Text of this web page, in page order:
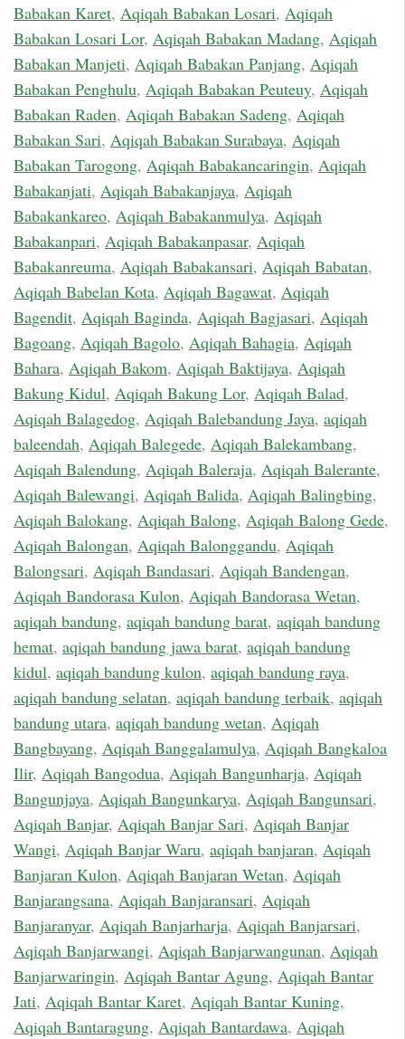
Babakan Karet, Aqiqah Babakan Losari, Aqiqah
Babakan Losari Lor, Aqiqah Babakan Madang, Aqiqah
Babakan Manjeti, Aqiqah Babakan Panjang, Aqiqah
Babakan Penghulu, Aqiqah Babakan Peuteuy, Aqiqah
Babakan Raden, Aqiqah Babakan Sadeng, Aqiqah
Babakan Sari, Aqiqah Babakan Surabaya, Aqiqah
Babakan Tarogong, Aqiqah Babakancaringin, Aqiqah
Babakanjati, Aqiqah Babakanjaya, Aqiqah
Babakankareo, Aqiqah Babakanmulya, Aqiqah
Babakanpari, Aqiqah Babakanpasar, Aqiqah
Babakanreuma, Aqiqah Babakansari, Aqiqah Babatan,
Aqiqah Babelan Kota, Aqiqah Bagawat, Aqiqah
Bagendit, Aqiqah Baginda, Aqiqah Bagjasari, Aqiqah
Bagoang, Aqiqah Bagolo, Aqiqah Bahagia, Aqiqah
Bahara, Aqiqah Bakom, Aqiqah Baktijaya, Aqiqah
Bakung Kidul, Aqiqah Bakung Lor, Aqiqah Balad,
Aqiqah Balagedog, Aqiqah Balebandung Jaya, aqiqah
baleendah, Aqiqah Balegede, Aqiqah Balekambang,
Aqiqah Balendung, Aqiqah Baleraja, Aqiqah Balerante,
Aqiqah Balewangi, Aqiqah Balida, Aqiqah Balingbing,
Aqiqah Balokang, Aqiqah Balong, Aqiqah Balong Gede,
Aqiqah Balongan, Aqiqah Balonggandu, Aqiqah
Balongsari, Aqiqah Bandasari, Aqiqah Bandengan,
Aqiqah Bandorasa Kulon, Aqiqah Bandorasa Wetan,
aqiqah bandung, aqiqah bandung barat, aqiqah bandung
hemat, aqiqah bandung jawa barat, aqiqah bandung
kidul, aqiqah bandung kulon, aqiqah bandung raya,
aqiqah bandung selatan, aqiqah bandung terbaik, aqiqah
bandung utara, aqiqah bandung wetan, Aqiqah
Bangbayang, Aqiqah Banggalamulya, Aqiqah Bangkaloa
Ilir, Aqiqah Bangodua, Aqiqah Bangunharja, Aqiqah
Bangunjaya, Aqiqah Bangunkarya, Aqiqah Bangunsari,
Aqiqah Banjar, Aqiqah Banjar Sari, Aqiqah Banjar
Wangi, Aqiqah Banjar Waru, aqiqah banjaran, Aqiqah
Banjaran Kulon, Aqiqah Banjaran Wetan, Aqiqah
Banjarangsana, Aqiqah Banjaransari, Aqiqah
Banjaranyar, Aqiqah Banjarharja, Aqiqah Banjarsari,
Aqiqah Banjarwangi, Aqiqah Banjarwangunan, Aqiqah
Banjarwaringin, Aqiqah Bantar Agung, Aqiqah Bantar
Jati, Aqiqah Bantar Karet, Aqiqah Bantar Kuning,
Aqiqah Bantaragung, Aqiqah Bantardawa, Aqiqah